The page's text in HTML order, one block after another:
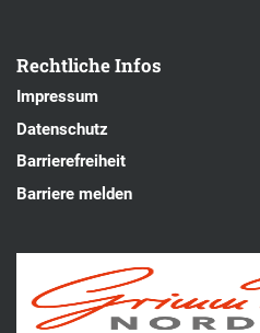
Rechtliche Infos
Impressum
Datenschutz
Barrierefreiheit
Barriere melden